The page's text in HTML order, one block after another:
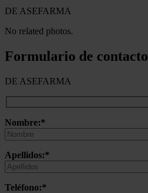
DE ASEFARMA
No related photos.
Formulario de contacto
DE ASEFARMA
Nombre:*
Apellidos:*
Teléfono:*